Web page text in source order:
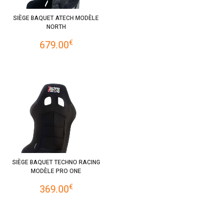
SIÈGE BAQUET ATECH MODÈLE
NORTH
679.00€
SIÈGE BAQUET TECHNO RACING
MODÈLE PRO ONE
369.00€